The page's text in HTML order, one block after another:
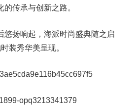
的传承与创新之路。
悠扬响起，海派时尚盛典随之启
装秀华美呈现。